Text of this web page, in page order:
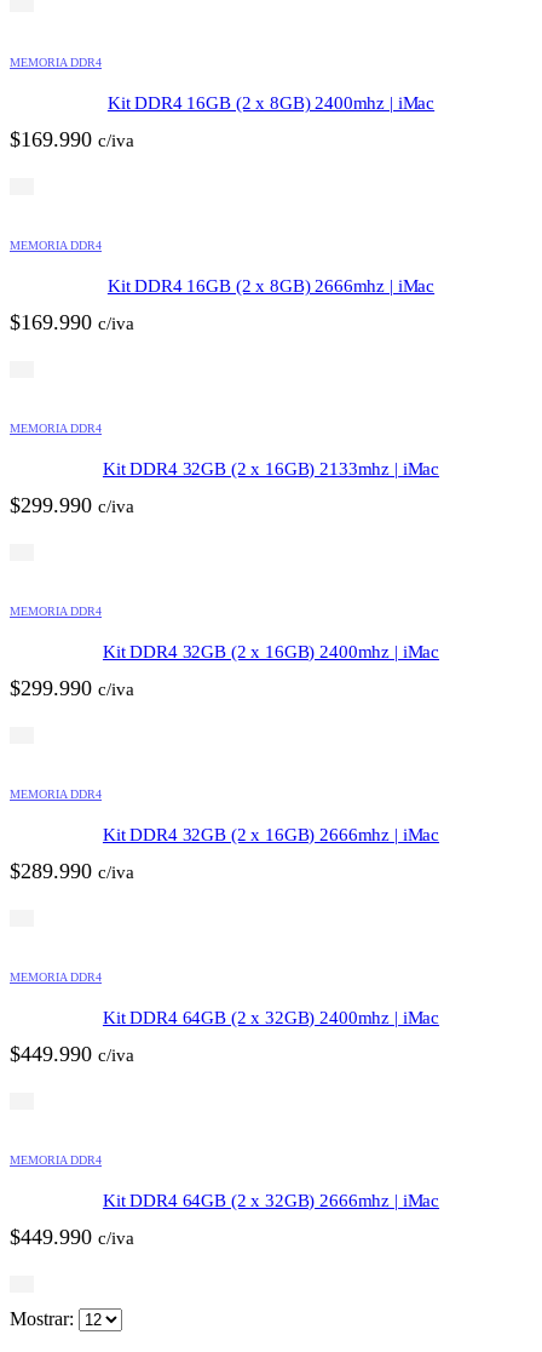
MEMORIA DDR4
Kit DDR4 16GB (2 x 8GB) 2400mhz | iMac
$169.990 c/iva
MEMORIA DDR4
Kit DDR4 16GB (2 x 8GB) 2666mhz | iMac
$169.990 c/iva
MEMORIA DDR4
Kit DDR4 32GB (2 x 16GB) 2133mhz | iMac
$299.990 c/iva
MEMORIA DDR4
Kit DDR4 32GB (2 x 16GB) 2400mhz | iMac
$299.990 c/iva
MEMORIA DDR4
Kit DDR4 32GB (2 x 16GB) 2666mhz | iMac
$289.990 c/iva
MEMORIA DDR4
Kit DDR4 64GB (2 x 32GB) 2400mhz | iMac
$449.990 c/iva
MEMORIA DDR4
Kit DDR4 64GB (2 x 32GB) 2666mhz | iMac
$449.990 c/iva
Mostrar: